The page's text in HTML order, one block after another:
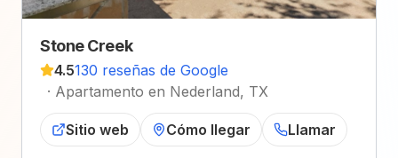
Stone Creek
4.5130 reseñas de Google
· Apartamento en Nederland, TX
Sitio web Cómo llegar Llamar